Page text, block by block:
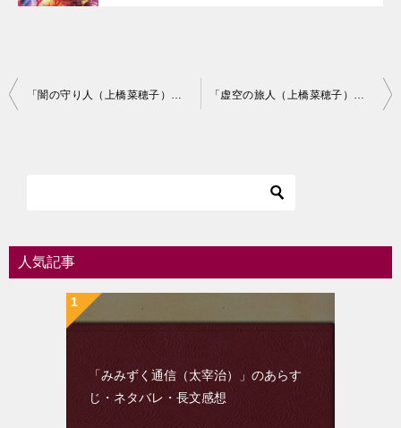
投
シ
「闇の守り人（上橋菜穂子）」のあらすじ・ネタバレ・長文感想 「虚空の旅人（上橋菜穂子）」のあらすじ・ネタバレ・長文感想
人気記事
「みみずく通信（太宰治）」のあらす
じ・ネタバレ・長文感想